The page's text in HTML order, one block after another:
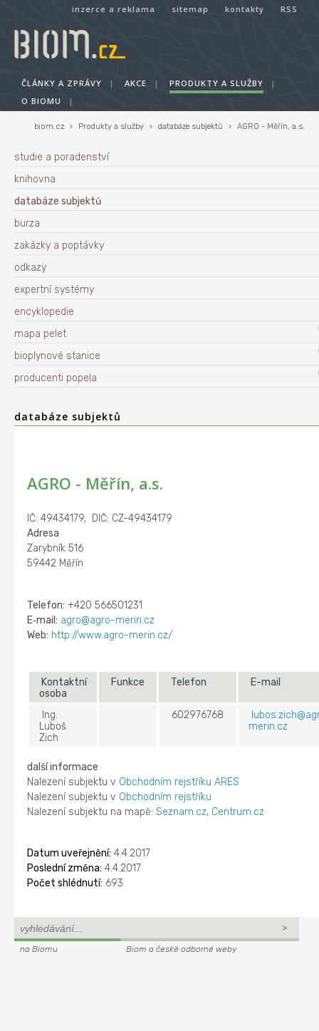
inzerce a reklama sitemap kontakty RSS
ČLÁNKY A ZPRÁVY | AKCE | PRODUKTY A SLUŽBY
|
O BIOMU
|
biom.cz › Produkty a služby › databáze subjektů › AGRO - Měřín, a.s.
studie a poradenství
knihovna
databáze subjektů
burza
zakázky a poptávky
odkazy
expertní systémy
encyklopedie
mapa pelet
bioplynové stanice
producenti popela
databáze subjektů
AGRO - Měřín, a.s.
IČ: 49434179, DIČ: CZ-49434179
Adresa
Zarybník 516
59442 Měřín
Telefon: +420 566501231
E‑mail: agro@agro-merin.cz
Web: http://www.agro-merin.cz/
Kontaktní
osoba
Funkce Telefon E-mail
Ing.
Luboš
Zich
602976768
merin.cz
další informace
Nalezení subjektu v Obchodním rejstříku ARES
Nalezení subjektu v Obchodním rejstříku
Nalezení subjektu na mapě: Seznam.cz, Centrum.cz
Datum uveřejnění: 4.4.2017
Poslední změna: 4.4.2017
Počet shlédnutí: 693
na Biomu Biom a české odborné weby